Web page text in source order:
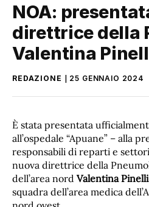
NOA:
direttrice della
Valentina
REDAZIONE 25 GENNAIO 2024
È stata presentata
all’ospedale “Apuane” – alla
responsabili di reparti e
nuova direttrice della
dell’area nord Valentina Pinelli
squadra dell’area medica